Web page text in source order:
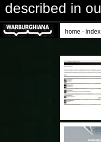
described in
home - index